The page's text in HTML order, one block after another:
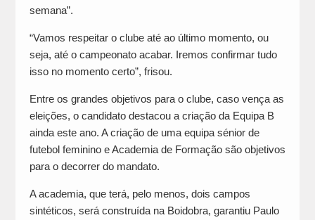
semana”.
“Vamos respeitar o clube até ao último momento, ou
seja, até o campeonato acabar. Iremos confirmar tudo
isso no momento certo”, frisou.
Entre os grandes objetivos para o clube, caso vença as
eleições, o candidato destacou a criação da Equipa B
ainda este ano. A criação de uma equipa sénior de
futebol feminino e Academia de Formação são objetivos
para o decorrer do mandato.
A academia, que terá, pelo menos, dois campos
sintéticos, será construída na Boidobra, garantiu Paulo